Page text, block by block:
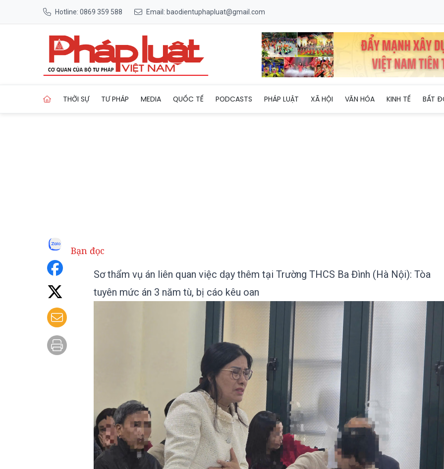
Hotline: 0869 359 588 Email: baodientuphapluat@gmail.com
THỜI SỰ TƯ PHÁP MEDIA QUỐC TẾ PODCASTS PHÁP LUẬT XÃ HỘI VĂN HÓA KINH TẾ BẤT
Bạn đọc
Sơ thẩm vụ án liên quan việc dạy thêm tại Trường THCS Ba Đình (Hà Nội): Tòa
tuyên mức án 3 năm tù, bị cáo kêu oan